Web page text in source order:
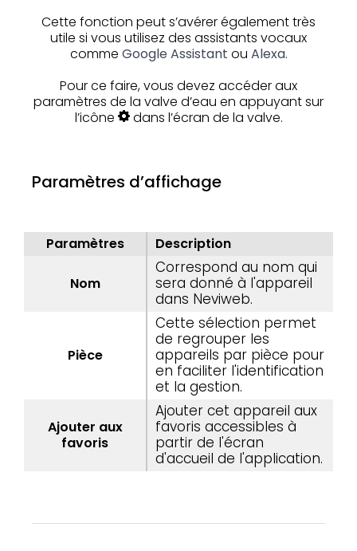
Cette fonction peut s’avérer également très
utile si vous utilisez des assistants vocaux
comme Google Assistant ou Alexa.
Pour ce faire, vous devez accéder aux
paramètres de la valve d’eau en appuyant sur
l’icône
dans l’écran de la valve.
Paramètres d’affichage
Paramètres Description
Nom
Correspond au nom qui
sera donné à l'appareil
dans Neviweb.
Pièce
Cette sélection permet
de regrouper les
appareils par pièce pour
en faciliter l'identification
et la gestion.
Ajouter aux
favoris
Ajouter cet appareil aux
favoris accessibles à
partir de l'écran
d'accueil de l'application.